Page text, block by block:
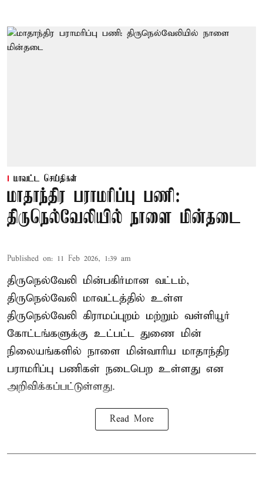
மாவட்ட செய்திகள்
மாதாந்திர பராமரிப்பு பணி:
திருநெல்வேலியில் நாளை மின்தடை
Published on: 11 Feb 2026, 1:39 am
திருநெல்வேலி மின்பகிர்மான வட்டம்,
திருநெல்வேலி மாவட்டத்தில் உள்ள
திருநெல்வேலி கிராமப்புறம் மற்றும் வள்ளியூர்
கோட்டங்களுக்கு உட்பட்ட துணை மின்
நிலையங்களில் நாளை மின்வாரிய மாதாந்திர
பராமரிப்பு பணிகள் நடைபெற உள்ளது என
அறிவிக்கப்பட்டுள்ளது.
Read More